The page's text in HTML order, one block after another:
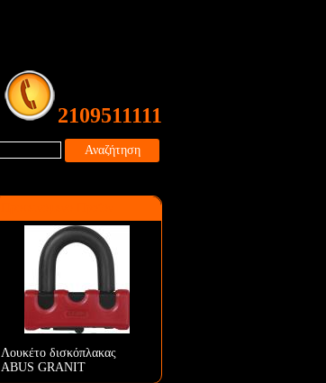
2109511111
Αναζήτηση
Λουκέτο δισκόπλακας
ABUS GRANIT